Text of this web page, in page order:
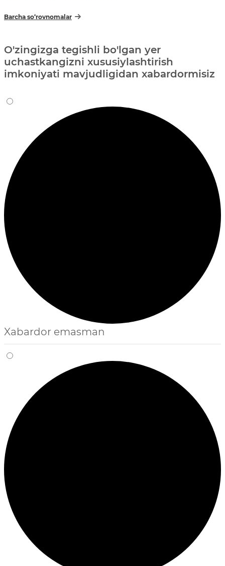
Barcha so‘rovnomalar
O'zingizga tegishli bo'lgan yer
uchastkangizni xususiylashtirish
imkoniyati mavjudligidan xabardormisiz
Xabardor emasman